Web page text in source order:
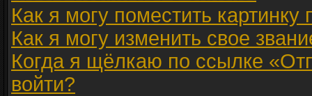
Как я могу поместить
Как я могу изменить свое
Когда я щёлкаю по ссылке
войти?